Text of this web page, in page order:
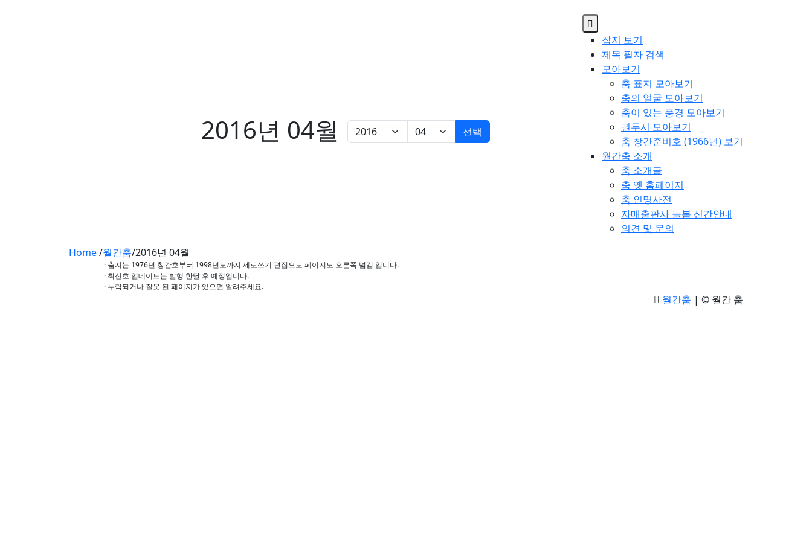
2016년 04월 선택
잡지 보기
제목 필자 검색
모아보기
춤 표지 모아보기
춤의 얼굴 모아보기
춤이 있는 풍경 모아보기
권두시 모아보기
춤 창간준비호 (1966년) 보기
월간춤 소개
춤 소개글
춤 옛 홈페이지
춤 인명사전
자매출판사 늘봄 신간안내
의견 및 문의
Home/월간춤/2016년 04월
· 춤지는 1976년 창간호부터 1998년도까지 세로쓰기 편집으로 페이지도 오른쪽 넘김 입니다.
· 최신호 업데이트는 발행 한달 후 예정입니다.
· 누락되거나 잘못 된 페이지가 있으면 알려주세요.
월간춤 | © 월간 춤